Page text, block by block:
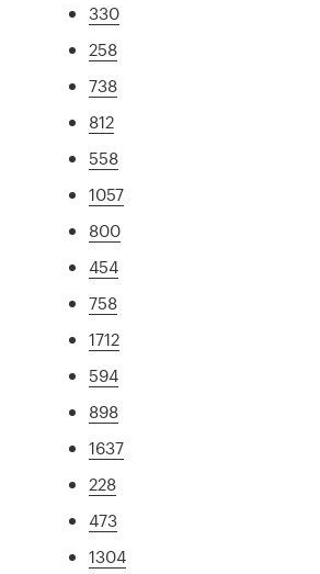
330
258
738
812
558
1057
800
454
758
1712
594
898
1637
228
473
1304